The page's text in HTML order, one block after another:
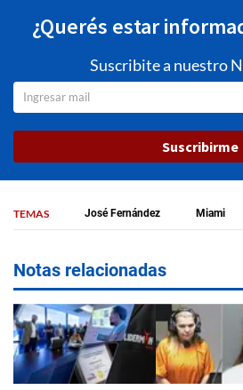
¿Querés estar
Suscribite a nuestro
Suscribirme
TEMAS José Fernández Miami
Notas relacionadas